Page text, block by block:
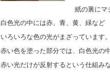
紙の裏にマ
白色光の中には赤、青、黄、緑など
いろいろな色の光がまざっています
赤い色を塗った部分では、白色光の
赤い光だけが反射するという仕組み